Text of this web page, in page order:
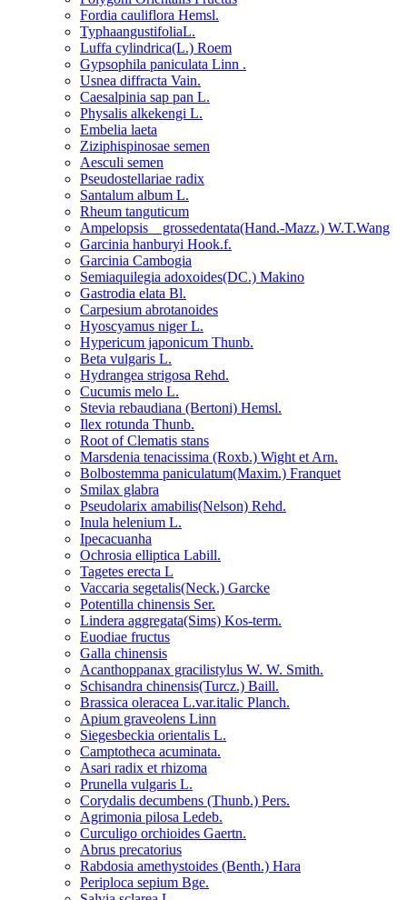
Fordia cauliflora Hemsl.
TyphaangustifoliaL.
Luffa cylindrica(L.) Roem
Gypsophila paniculata Linn .
Usnea diffracta Vain.
Caesalpinia sap pan L.
Physalis alkekengi L.
Embelia laeta
Ziziphispinosae semen
Aesculi semen
Pseudostellariae radix
Santalum album L.
Rheum tanguticum
Ampelopsis grossedentata(Hand.-Mazz.) W.T.Wang
Garcinia hanburyi Hook.f.
Garcinia Cambogia
Semiaquilegia adoxoides(DC.) Makino
Gastrodia elata Bl.
Carpesium abrotanoides
Hyoscyamus niger L.
Hypericum japonicum Thunb.
Beta vulgaris L.
Hydrangea strigosa Rehd.
Cucumis melo L.
Stevia rebaudiana (Bertoni) Hemsl.
Ilex rotunda Thunb.
Root of Clematis stans
Marsdenia tenacissima (Roxb.) Wight et Arn.
Bolbostemma paniculatum(Maxim.) Franquet
Smilax glabra
Pseudolarix amabilis(Nelson) Rehd.
Inula helenium L.
Ipecacuanha
Ochrosia elliptica Labill.
Tagetes erecta L
Vaccaria segetalis(Neck.) Garcke
Potentilla chinensis Ser.
Lindera aggregata(Sims) Kos-term.
Euodiae fructus
Galla chinensis
Acanthoppanax gracilistylus W. W. Smith.
Schisandra chinensis(Turcz.) Baill.
Brassica oleracea L.var.italic Planch.
Apium graveolens Linn
Siegesbeckia orientalis L.
Camptotheca acuminata.
Asari radix et rhizoma
Prunella vulgaris L.
Corydalis decumbens (Thunb.) Pers.
Agrimonia pilosa Ledeb.
Curculigo orchioides Gaertn.
Abrus precatorius
Rabdosia amethystoides (Benth.) Hara
Periploca sepium Bge.